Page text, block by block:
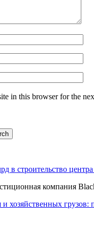
in this browser for the
в строительство
компания
хозяйственных грузов: